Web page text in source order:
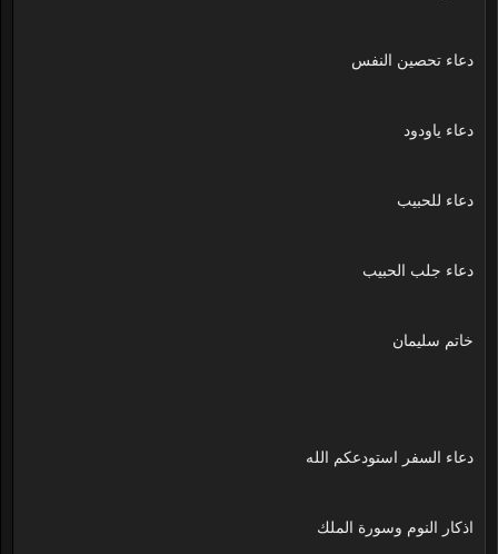
دعاء تحصين النفس
دعاء ياودود
دعاء للحبيب
دعاء جلب الحبيب
خاتم سليمان
دعاء السفر استودعكم الله
اذكار النوم وسورة الملك